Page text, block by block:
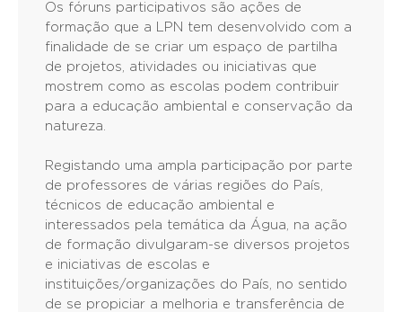
Os fóruns participativos são ações de
formação que a LPN tem desenvolvido com a
finalidade de se criar um espaço de partilha
de projetos, atividades ou iniciativas que
mostrem como as escolas podem contribuir
para a educação ambiental e conservação da
natureza.
Registando uma ampla participação por parte
de professores de várias regiões do País,
técnicos de educação ambiental e
interessados pela temática da Água, na ação
de formação divulgaram-se diversos projetos
e iniciativas de escolas e
instituições/organizações do País, no sentido
de se propiciar a melhoria e transferência de